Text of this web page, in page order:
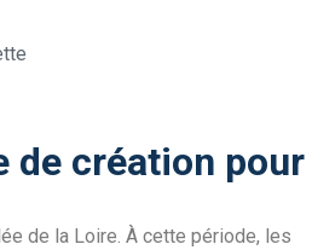
de création pour
de la Loire. À cette période, les